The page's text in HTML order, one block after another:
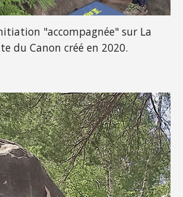
"accompagnée" sur La
du Canon créé en 2020.